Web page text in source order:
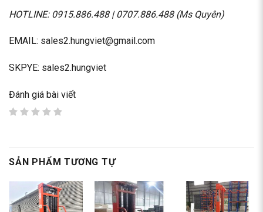
HOTLINE: 0915.886.488 | 0707.886.488 (Ms Quyên)
EMAIL: sales2.hungviet@gmail.com
SKPYE: sales2.hungviet
Đánh giá bài viết
SẢN PHẨM TƯƠNG TỰ